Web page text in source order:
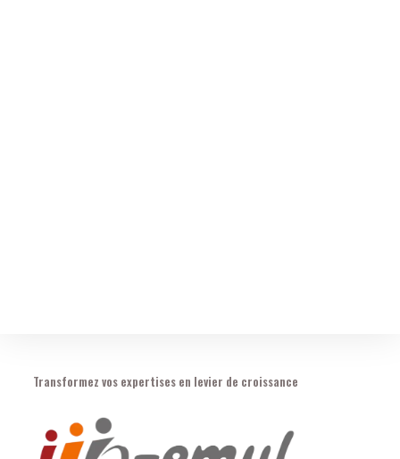
Transformez vos expertises en levier de croissance